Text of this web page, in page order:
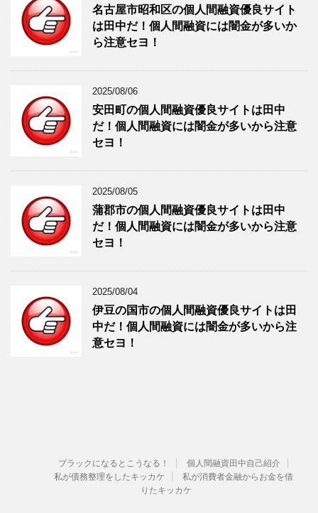
名古屋市昭和区の個人間融資優良サイト
は田中だ！個人間融資には闇金が多いか
ら注意セヨ！
2025/08/06
安田町の個人間融資優良サイトは田中
だ！個人間融資には闇金が多いから注意
セヨ！
2025/08/05
蒲郡市の個人間融資優良サイトは田中
だ！個人間融資には闇金が多いから注意
セヨ！
2025/08/04
伊豆の国市の個人間融資優良サイトは田
中だ！個人間融資には闇金が多いから注
意セヨ！
ブラックになるとこうなる！
個人間融資田中自己紹介
私が債務整理をしたキッカケ
私が消費者金融からお金を借
りたキッカケ